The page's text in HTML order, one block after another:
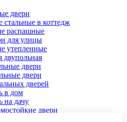
двери
стальные в коттедж
распашные
для улицы
утепленные
двупольная
двери
двери
дверей
в дом
на дачу
двери